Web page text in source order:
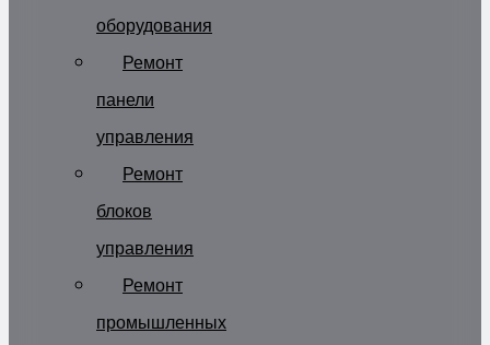
оборудования
Ремонт
панели
управления
Ремонт
блоков
управления
Ремонт
промышленных